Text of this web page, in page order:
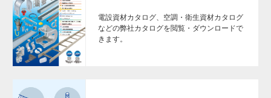
電設資材カタログ、空調・衛生資材カタログ
などの弊社カタログを閲覧・ダウンロードで
きます。